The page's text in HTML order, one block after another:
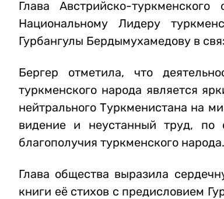
Глава Австрийско-
Национальному Лидеру
Гурбангулы Бердымухамедову в
Бергер отметила, что
туркменского народа является
нейтрального Туркменистана на
видение и неустанный труд, по
благополучия туркменского народа.
Глава общества выразила
книги её стихов с предисловием